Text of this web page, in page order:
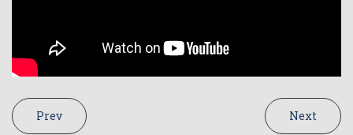
Prev Next